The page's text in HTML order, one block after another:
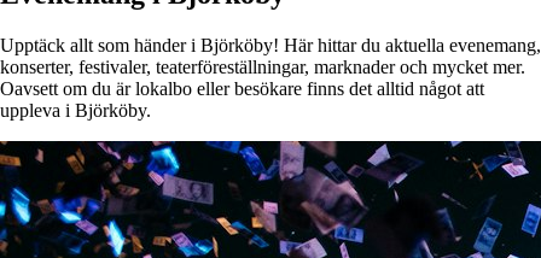
Upptäck allt som händer i Björköby! Här hittar du aktuella evenemang,
konserter, festivaler, teaterföreställningar, marknader och mycket mer.
Oavsett om du är lokalbo eller besökare finns det alltid något att
uppleva i Björköby.